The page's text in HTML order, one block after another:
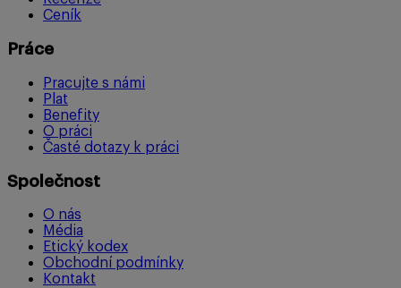
Ceník
Práce
Pracujte s námi
Plat
Benefity
O práci
Časté dotazy k práci
Společnost
O nás
Média
Etický kodex
Obchodní podmínky
Kontakt